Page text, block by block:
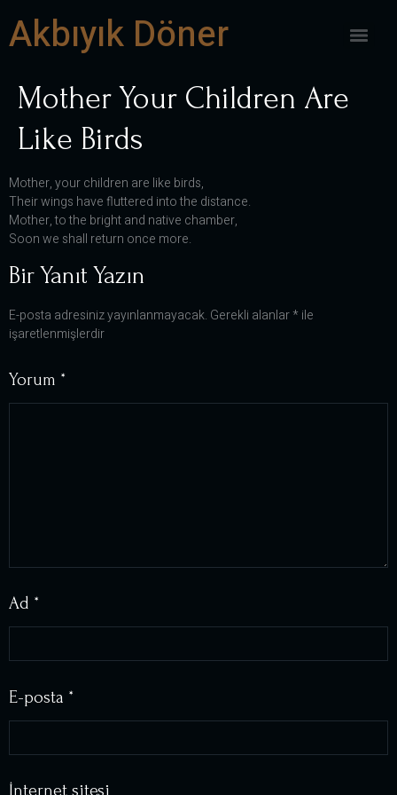
Akbıyık Döner
Mother Your Children Are
Like Birds
Mother, your children are like birds,
Their wings have fluttered into the distance.
Mother, to the bright and native chamber,
Soon we shall return once more.
Bir Yanıt Yazın
E-posta adresiniz yayınlanmayacak. Gerekli alanlar* ile
işaretlenmişlerdir
Yorum *
Ad *
E-posta *
İnternet sitesi